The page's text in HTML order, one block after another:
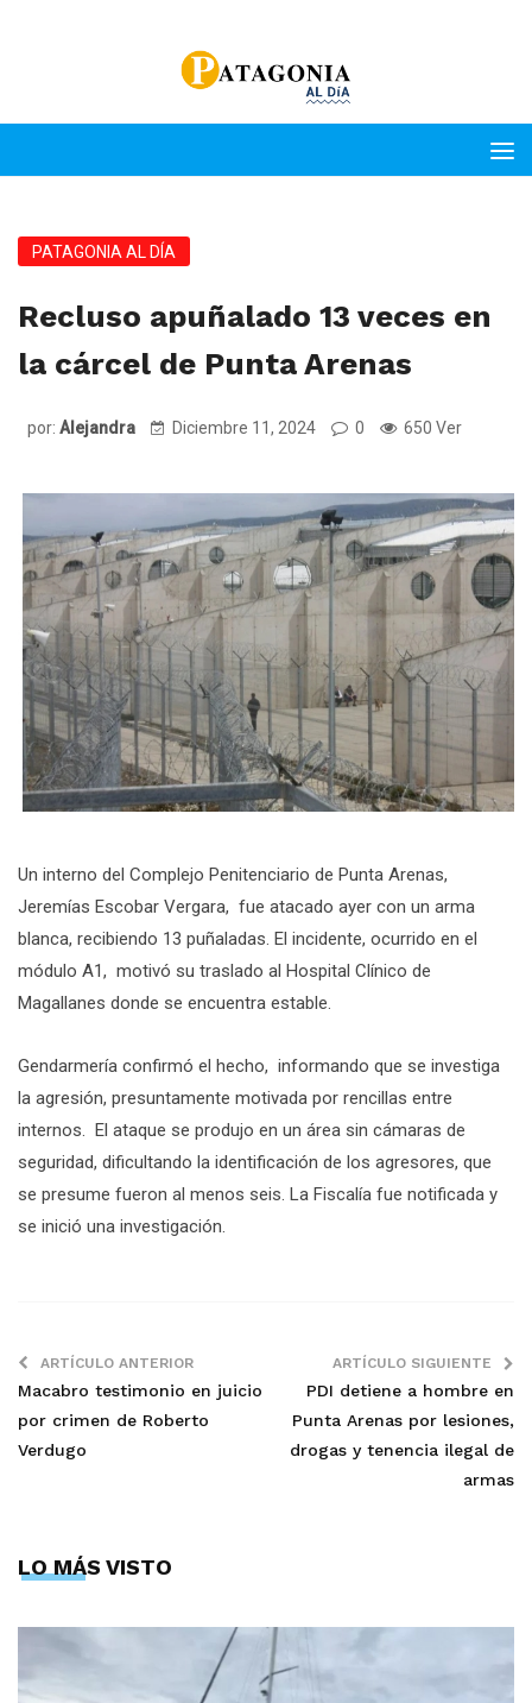
PATAGONIA AL DÍA
Recluso apuñalado 13 veces en
la cárcel de Punta Arenas
por: Alejandra Diciembre 11, 2024 0 650 Ver
Un interno del Complejo Penitenciario de Punta Arenas,
Jeremías Escobar Vergara, fue atacado ayer con un arma
blanca, recibiendo 13 puñaladas. El incidente, ocurrido en el
módulo A1, motivó su traslado al Hospital Clínico de
Magallanes donde se encuentra estable.
Gendarmería confirmó el hecho, informando que se investiga
la agresión, presuntamente motivada por rencillas entre
internos. El ataque se produjo en un área sin cámaras de
seguridad, dificultando la identificación de los agresores, que
se presume fueron al menos seis. La Fiscalía fue notificada y
se inició una investigación.
ARTÍCULO ANTERIOR
Macabro testimonio en juicio
por crimen de Roberto
Verdugo
ARTÍCULO SIGUIENTE
PDI detiene a hombre en
Punta Arenas por lesiones,
drogas y tenencia ilegal de
armas
LO MÁS VISTO